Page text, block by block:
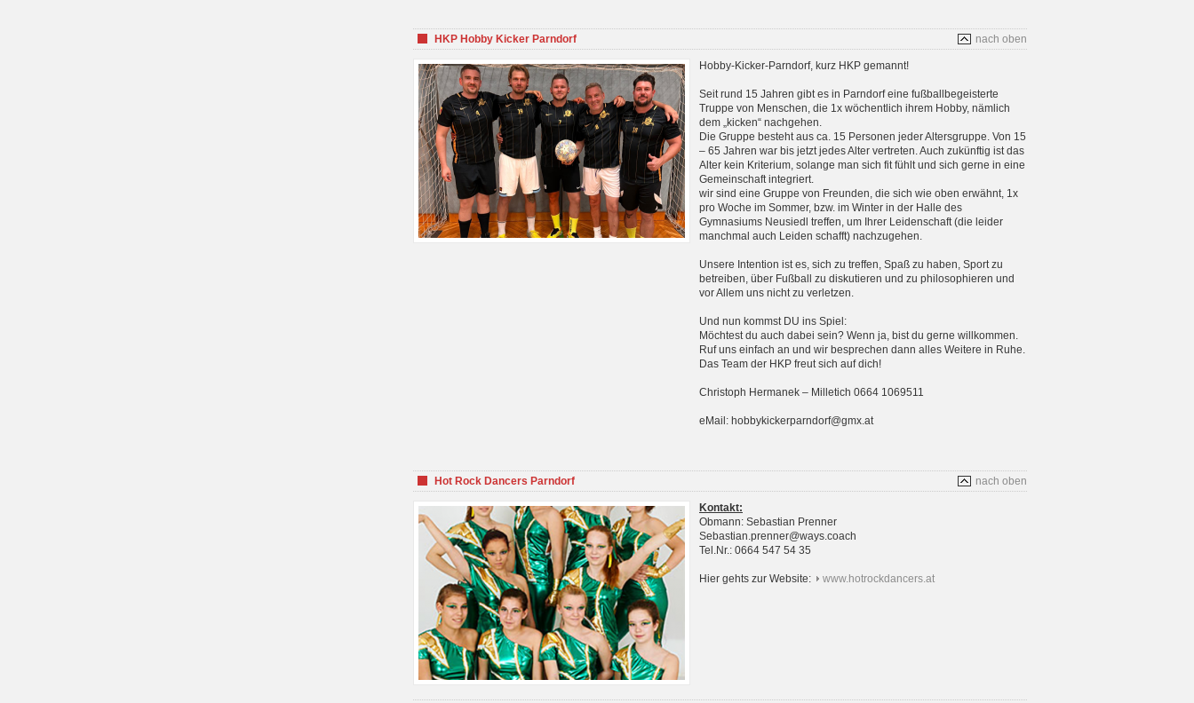
nach oben
HKP Hobby Kicker Parndorf
Hobby-Kicker-Parndorf, kurz HKP gemannt!
Seit rund 15 Jahren gibt es in Parndorf eine fußballbegeisterte
Truppe von Menschen, die 1x wöchentlich ihrem Hobby, nämlich
dem „kicken“ nachgehen.
Die Gruppe besteht aus ca. 15 Personen jeder Altersgruppe. Von 15
– 65 Jahren war bis jetzt jedes Alter vertreten. Auch zukünftig ist das
Alter kein Kriterium, solange man sich fit fühlt und sich gerne in eine
Gemeinschaft integriert.
wir sind eine Gruppe von Freunden, die sich wie oben erwähnt, 1x
pro Woche im Sommer, bzw. im Winter in der Halle des
Gymnasiums Neusiedl treffen, um Ihrer Leidenschaft (die leider
manchmal auch Leiden schafft) nachzugehen.
Unsere Intention ist es, sich zu treffen, Spaß zu haben, Sport zu
betreiben, über Fußball zu diskutieren und zu philosophieren und
vor Allem uns nicht zu verletzen.
Und nun kommst DU ins Spiel:
Möchtest du auch dabei sein? Wenn ja, bist du gerne willkommen.
Ruf uns einfach an und wir besprechen dann alles Weitere in Ruhe.
Das Team der HKP freut sich auf dich!
Christoph Hermanek – Milletich 0664 1069511
eMail: hobbykickerparndorf@gmx.at
nach oben
Hot Rock Dancers Parndorf
Kontakt:
Obmann: Sebastian Prenner
Sebastian.prenner@ways.coach
Tel.Nr.: 0664 547 54 35
Hier gehts zur Website: www.hotrockdancers.at